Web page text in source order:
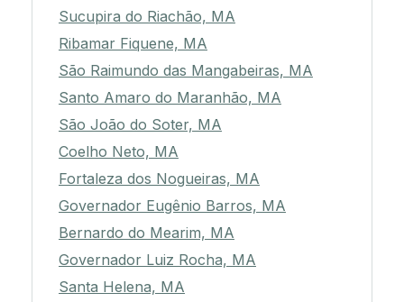
Sucupira do Riachão, MA
Ribamar Fiquene, MA
São Raimundo das Mangabeiras, MA
Santo Amaro do Maranhão, MA
São João do Soter, MA
Coelho Neto, MA
Fortaleza dos Nogueiras, MA
Governador Eugênio Barros, MA
Bernardo do Mearim, MA
Governador Luiz Rocha, MA
Santa Helena, MA